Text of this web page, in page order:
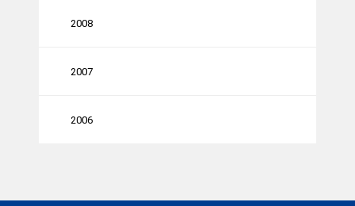
2008
2007
2006